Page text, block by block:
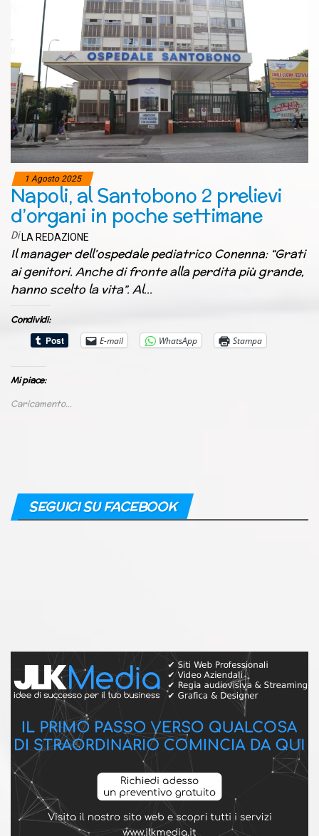
1 Agosto 2025
Napoli, al Santobono 2 prelievi
d’organi in poche settimane
Di LA REDAZIONE
Il manager dell’ospedale pediatrico Conenna: “Grati
ai genitori. Anche di fronte alla perdita più grande,
hanno scelto la vita”. Al…
Condividi:
E-mail
WhatsApp Stampa
Mi piace:
Caricamento...
SEGUICI SU FACEBOOK